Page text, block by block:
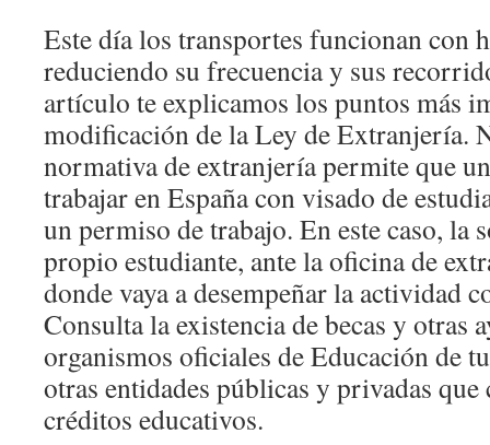
Este día los transportes funcionan con
reduciendo su frecuencia y sus
artículo te explicamos los puntos más
modificación de la Ley de Extranjería.
normativa de extranjería permite que
trabajar en España con visado de
un permiso de trabajo. En este caso, la
propio estudiante, ante la oficina de
donde vaya a desempeñar la actividad
Consulta la existencia de becas y otras
organismos oficiales de Educación de
otras entidades públicas y privadas que
créditos educativos.